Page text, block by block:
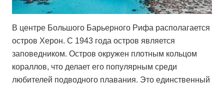
В центре Большого Барьерного Рифа располагается
остров Херон. С 1943 года остров является
заповедником. Остров окружен плотным кольцом
кораллов, что делает его популярным среди
любителей подводного плавания. Это единственный